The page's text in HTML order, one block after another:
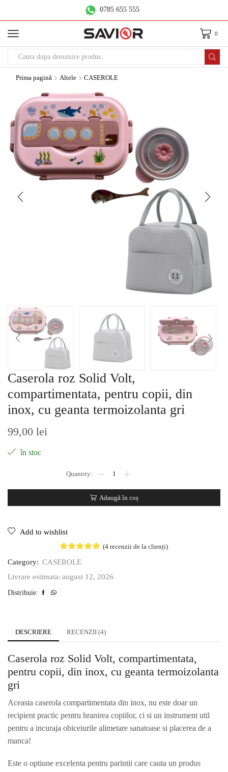
0785 655 555
0
Prima pagină Altele CASEROLE
Caserola roz Solid Volt,
compartimentata, pentru copii, din
inox, cu geanta termoizolanta gri
99,00 lei
în stoc
Adaugă în coș
Add to wishlist
(4 recenzii de la clienți)
Category: CASEROLE
Livrare estimata: august 12, 2026
Distribuie:
DESCRIERE RECENZII (4)
Caserola roz Solid Volt, compartimentata,
pentru copii, din inox, cu geanta termoizolanta
gri
Aceasta caserola compartimentata din inox, nu este doar un
recipient practic pentru hranirea copiilor, ci si un instrument util
pentru a incuraja obiceiurile alimetare sanatoase si placerea de a
manca!
Este o optiune excelenta pentru parintii care cauta un produs